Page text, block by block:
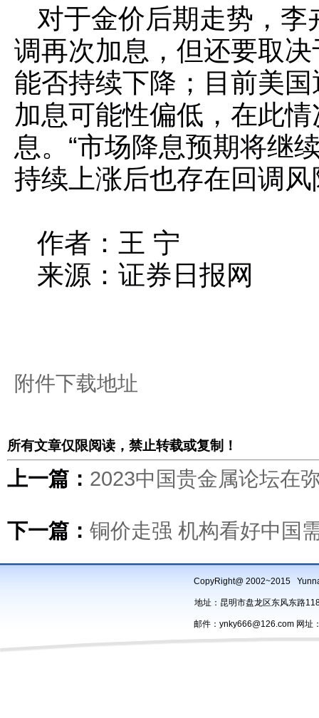
对于金价后期走势，
调再次加息，但还要取
能否持续下降；目前美
加息可能性偏低，在此
息。“市场降息预期将继
持续上涨后也存在回调
作者：王 宁
来源：证券日报网
附件下载地址
所有文章仅限阅读，禁止转载或复制！
上一篇： 2023中国贵金属论坛在
下一篇： 铜价走强 机构看好中国
CopyRight@ 2002~2015
地址：昆明市盘龙区东风东路
邮件：ynky666@126.com 网址